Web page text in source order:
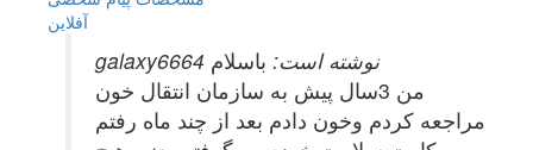
آفلاين
galaxy6664 نوشته است: باسلام
من 3سال پيش به سازمان انتقال خون
مراجعه كردم وخون دادم بعد از چند ماه رفتم